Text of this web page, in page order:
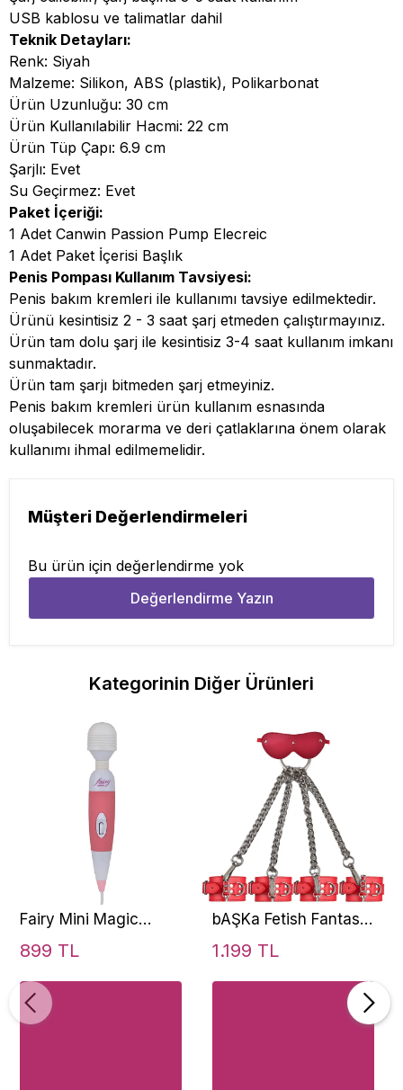
USB kablosu ve talimatlar dahil
Teknik Detayları:
Renk: Siyah
Malzeme: Silikon, ABS (plastik), Polikarbonat
Ürün Uzunluğu: 30 cm
Ürün Kullanılabilir Hacmi: 22 cm
Ürün Tüp Çapı: 6.9 cm
Şarjlı: Evet
Su Geçirmez: Evet
Paket İçeriği:
1 Adet Canwin Passion Pump Elecreic
1 Adet Paket İçerisi Başlık
Penis Pompası Kullanım Tavsiyesi:
Penis bakım kremleri ile kullanımı tavsiye edilmektedir.
Ürünü kesintisiz 2 - 3 saat şarj etmeden çalıştırmayınız.
Ürün tam dolu şarj ile kesintisiz 3-4 saat kullanım imkanı
sunmaktadır.
Ürün tam şarjı bitmeden şarj etmeyiniz.
Penis bakım kremleri ürün kullanım esnasında
oluşabilecek morarma ve deri çatlaklarına önem olarak
kullanımı ihmal edilmemelidir.
Müşteri Değerlendirmeleri
Bu ürün için değerlendirme yok
Değerlendirme Yazın
Kategorinin Diğer Ürünleri
Fairy Mini Magic
Wand Massager
899 TL
bAŞKa Fetish Fantasy
Series Sentetik Deri
Zincirli El-Ayak
1.199 TL